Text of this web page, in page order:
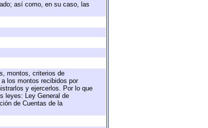
así como, en su caso, las
montos, criterios de
los montos recibidos por
y ejercerlos. Por lo que
leyes: Ley General de
de Cuentas de la